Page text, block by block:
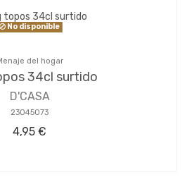
No disponible
del hogar
34cl surtido
D'CASA
23045073
4,95 €